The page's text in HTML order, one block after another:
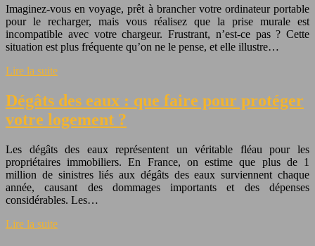
Imaginez-vous en voyage, prêt à brancher votre ordinateur portable
pour le recharger, mais vous réalisez que la prise murale est
incompatible avec votre chargeur. Frustrant, n’est-ce pas ? Cette
situation est plus fréquente qu’on ne le pense, et elle illustre…
Lire la suite
Dégâts des eaux : que faire pour protéger
votre logement ?
Les dégâts des eaux représentent un véritable fléau pour les
propriétaires immobiliers. En France, on estime que plus de 1
million de sinistres liés aux dégâts des eaux surviennent chaque
année, causant des dommages importants et des dépenses
considérables. Les…
Lire la suite